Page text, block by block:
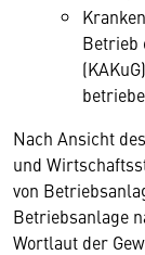
Betrieb
Nach Ansicht
und
von
Betriebsanlage
Wortlaut der